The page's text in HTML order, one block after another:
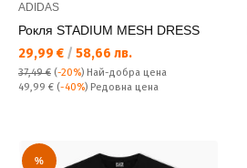
ADIDAS
Рокля STADIUM MESH DRESS
Текуща цена:
29,99 € / 58,66 лв.
37,49 € (-20%) Най-добра цена
Редовна цена:
49,99 € (-40%) Редовна цена
%